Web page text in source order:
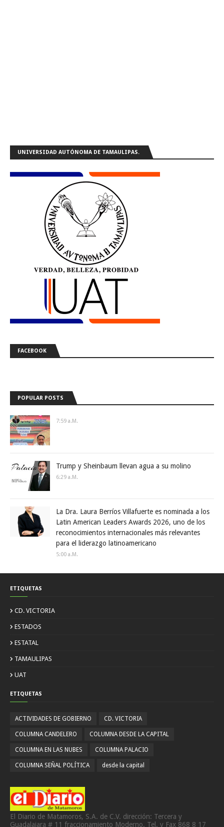
UNIVERSIDAD AUTÓNOMA DE TAMAULIPAS.
FACEBOOK
POPULAR POSTS
7:59 A.m.
Trump y Sheinbaum llevan agua a su molino
6:29 A.m.
La Dra. Laura Berríos Villafuerte es nominada a los
Latin American Leaders Awards 2026, uno de los
reconocimientos internacionales más relevantes
para el liderazgo latinoamericano
5:00 A.m.
ETIQUETAS
CD. VICTORIA
ESTADOS
ESTATAL
TAMAULIPAS
UAT
ETIQUETAS
ACTIVIDADES DE GOBIERNO CD. VICTORIA
COLUMNA CANDELERO COLUMNA DESDE LA CAPITAL
COLUMNA EN LAS NUBES COLUMNA PALACIO
COLUMNA SEÑAL POLÍTICA desde la capital
El Diario de Matamoros, S.A. de C.V. dirección: Tercera y
Guadalajara # 11 fraccionamiento Moderno. Tel. y Fax 868 8 17